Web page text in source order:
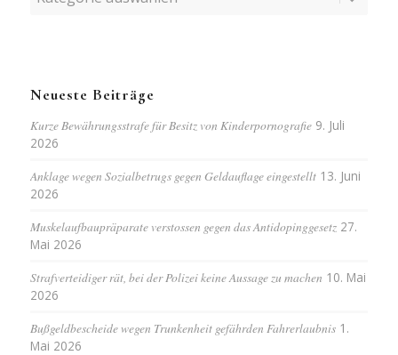
Neueste Beiträge
Kurze Bewährungsstrafe für Besitz von Kinderpornografie 9. Juli
2026
Anklage wegen Sozialbetrugs gegen Geldauflage eingestellt 13. Juni
2026
Muskelaufbaupräparate verstossen gegen das Antidopinggesetz 27.
Mai 2026
Strafverteidiger rät, bei der Polizei keine Aussage zu machen 10. Mai
2026
Bußgeldbescheide wegen Trunkenheit gefährden Fahrerlaubnis 1.
Mai 2026